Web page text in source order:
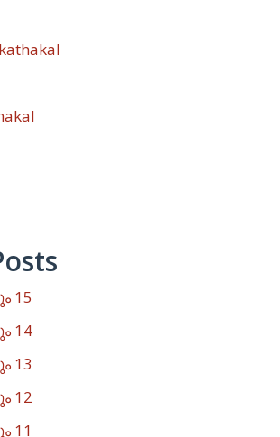
15
14
13
12
11